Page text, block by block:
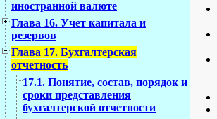
иностранной валюте
Глава 16. Учет капитала и
резервов
Глава 17. Бухгалтерская
отчетность
17.1. Понятие, состав, порядок и
сроки представления
бухгалтерской отчетности